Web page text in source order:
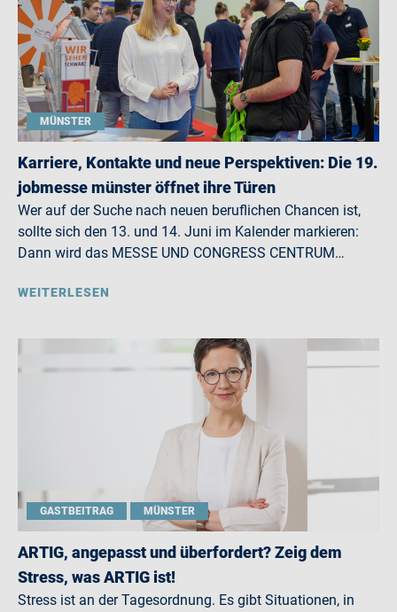
MÜNSTER
Karriere, Kontakte und neue Perspektiven: Die 19.
jobmesse münster öffnet ihre Türen
Wer auf der Suche nach neuen beruflichen Chancen ist,
sollte sich den 13. und 14. Juni im Kalender markieren:
Dann wird das MESSE UND CONGRESS CENTRUM…
WEITERLESEN
GASTBEITRAG MÜNSTER
ARTIG, angepasst und überfordert? Zeig dem
Stress, was ARTIG ist!
Stress ist an der Tagesordnung. Es gibt Situationen, in